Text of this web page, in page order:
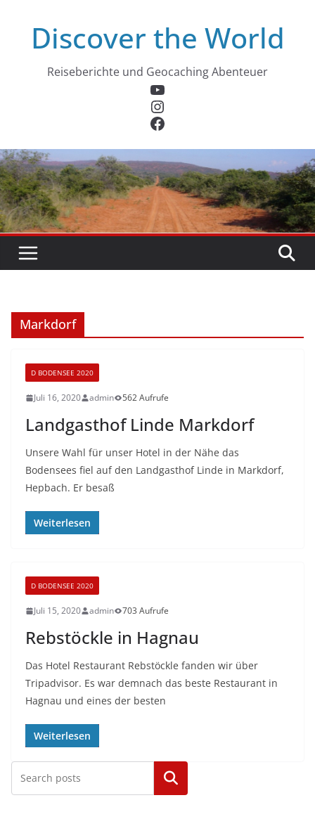
springenDiscover the World
Reiseberichte und Geocaching Abenteuer
YouTube
Instagram
Facebook
Markdorf
D BODENSEE 2020
Juli 16, 2020 admin 562 Aufrufe
Landgasthof Linde Markdorf
Unsere Wahl für unser Hotel in der Nähe das
Bodensees fiel auf den Landgasthof Linde in Markdorf,
Hepbach. Er besaß
Weiterlesen
D BODENSEE 2020
Juli 15, 2020 admin 703 Aufrufe
Rebstöckle in Hagnau
Das Hotel Restaurant Rebstöckle fanden wir über
Tripadvisor. Es war demnach das beste Restaurant in
Hagnau und eines der besten
Weiterlesen
Kategorien